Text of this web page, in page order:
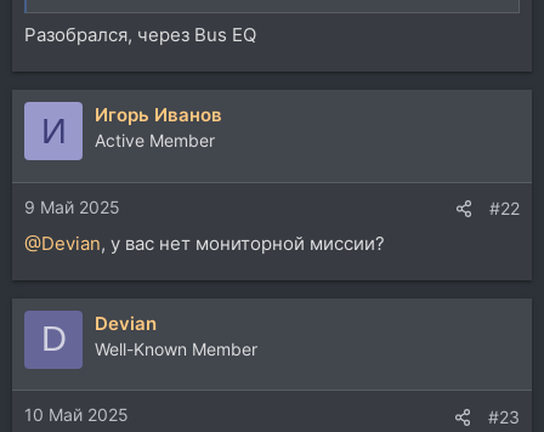
Разобрался, через Bus EQ
И Игорь Иванов
Active Member
9 Май 2025 #22
@Devian, у вас нет мониторной миссии?
D Devian
Well-Known Member
10 Май 2025 #23